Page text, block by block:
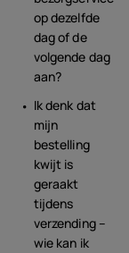
op dezelfde
dag of de
volgende dag
aan?
Ik denk dat
mijn
bestelling
kwijt is
geraakt
tijdens
verzending –
wie kan ik